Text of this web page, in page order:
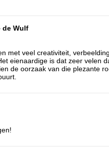
de Wulf
met veel creativiteit,
eienaardige is dat zeer velen
de oorzaak van die plezante